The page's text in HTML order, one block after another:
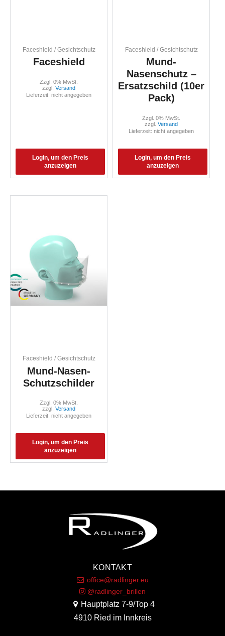
Faceshield / Gesichtschutz
Faceshield
Login, um den Preis
anzuzeigen
Zzgl. 0% MwSt.
zzgl. Versand
Lieferzeit: nicht angegeben
Faceshield / Gesichtschutz
Mund-
Nasenschutz –
Ersatzschild (10er
Pack)
Login, um den Preis
anzuzeigen
Zzgl. 0% MwSt.
zzgl. Versand
Lieferzeit: nicht angegeben
Faceshield / Gesichtschutz
Mund-Nasen-
Schutzschilder
Login, um den Preis
anzuzeigen
Zzgl. 0% MwSt.
zzgl. Versand
Lieferzeit: nicht angegeben
KONTAKT
office@radlinger.eu
@radlinger_brillen
Hauptplatz 7-9/Top 4
4910 Ried im Innkreis